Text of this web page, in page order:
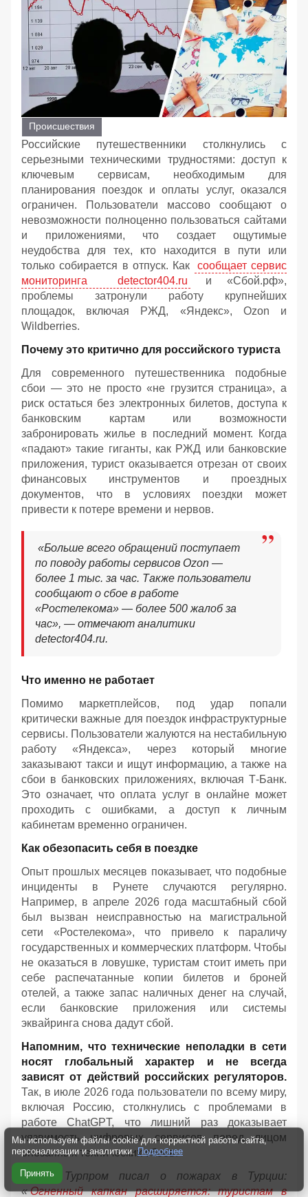
Происшествия
Российские путешественники столкнулись с
серьезными техническими трудностями: доступ к
ключевым сервисам, необходимым для
планирования поездок и оплаты услуг, оказался
ограничен. Пользователи массово сообщают о
невозможности полноценно пользоваться сайтами
и приложениями, что создает ощутимые
неудобства для тех, кто находится в пути или
только собирается в отпуск. Как
сообщает сервис
мониторинга detector404.ru
и «Сбой.рф»,
проблемы затронули работу крупнейших
площадок, включая РЖД, «Яндекс», Ozon и
Wildberries.
Почему это критично для российского туриста
Для современного путешественника подобные
сбои — это не просто «не грузится страница», а
риск остаться без электронных билетов, доступа к
банковским картам или возможности
забронировать жилье в последний момент. Когда
«падают» такие гиганты, как РЖД или банковские
приложения, турист оказывается отрезан от своих
финансовых инструментов и проездных
документов, что в условиях поездки может
привести к потере времени и нервов.
«Больше всего обращений поступает
по поводу работы сервисов Ozon —
более 1 тыс. за час. Также пользователи
сообщают о сбое в работе
«Ростелекома» — более 500 жалоб за
час», — отмечают аналитики
detector404.ru.
Что именно не работает
Помимо маркетплейсов, под удар попали
критически важные для поездок инфраструктурные
сервисы. Пользователи жалуются на нестабильную
работу «Яндекса», через который многие
заказывают такси и ищут информацию, а также на
сбои в банковских приложениях, включая Т-Банк.
Это означает, что оплата услуг в онлайне может
проходить с ошибками, а доступ к личным
кабинетам временно ограничен.
Как обезопасить себя в поездке
Опыт прошлых месяцев показывает, что подобные
инциденты в Рунете случаются регулярно.
Например, в апреле 2026 года масштабный сбой
был вызван неисправностью на магистральной
сети «Ростелекома», что привело к параличу
государственных и коммерческих платформ. Чтобы
не оказаться в ловушке, туристам стоит иметь при
себе распечатанные копии билетов и броней
отелей, а также запас наличных денег на случай,
если банковские приложения или системы
эквайринга снова дадут сбой.
Напомним, что технические неполадки в сети
носят глобальный характер и не всегда
зависят от действий российских регуляторов.
Так, в июле 2026 года пользователи по всему миру,
включая Россию, столкнулись с проблемами в
работе ChatGPT, что лишний раз доказывает
уязвимость цифровых сервисов перед лицом
внезапных технических сбоев.
Ранее Турпром писал о пожарах в Турции:
« Огненный капкан расширяется: туристам в
Мы используем файлы cookie для корректной работы сайта,
персонализации и аналитики. Подробнее
Принять